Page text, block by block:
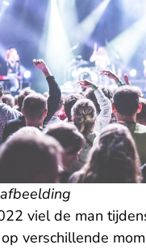
viel de man
verschillende